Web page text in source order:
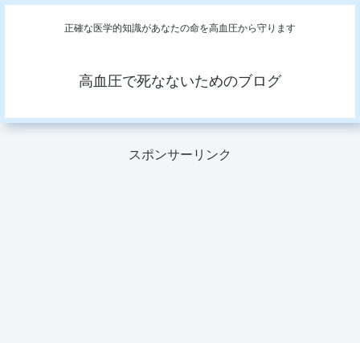
正確な医学的知識があなたの命を高血圧から守ります
高血圧で死なないためのブログ
スポンサーリンク